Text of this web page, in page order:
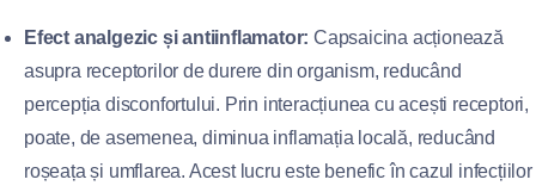
Efect analgezic și antiinflamator: Capsaicina acționează
asupra receptorilor de durere din organism, reducând
percepția disconfortului. Prin interacțiunea cu acești receptori,
poate, de asemenea, diminua inflamația locală, reducând
roșeața și umflarea. Acest lucru este benefic în cazul infecțiilor